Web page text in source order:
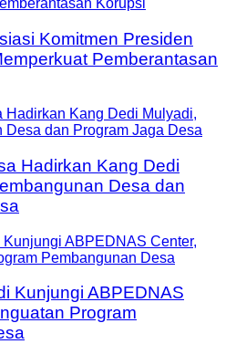
Komitmen Presiden
Pemberantasan
Hadirkan Kang Dedi
Desa dan
Kunjungi ABPEDNAS
Program